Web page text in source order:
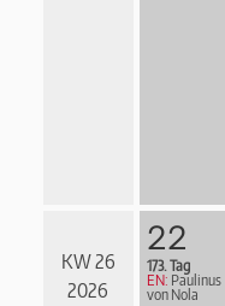
KW 26
2026
22
173. Tag
EN: Paulinus
von Nola